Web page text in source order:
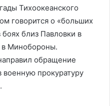
Тихоокеанского
говорится о «больших
близ Павловки в
в Минобороны.
обращение
прокуратуру